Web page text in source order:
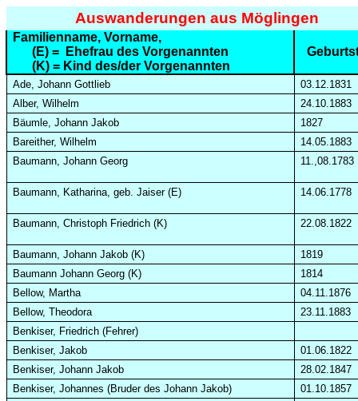
Auswanderungen aus Möglingen
Familienname, Vorname,
(E) =
Ehefrau des Vorgenannten
(K) = Kind des/der Vorgenannten
Ade, Johann Gottlieb
03.12.1831
Alber, Wilhelm
24.10.1883
Bäumle, Johann Jakob
1827
Bareither, Wilhelm
14.05.1883
Baumann, Johann Georg
11.,08.1783
Baumann, Katharina, geb. Jaiser (E) 14.06.1778
Baumann, Christoph Friedrich (K) 22.08.1822
Baumann, Johann Jakob (K)
1819
Baumann Johann Georg (K)
1814
Bellow, Martha
04.11.1876
Bellow, Theodora
23.11.1883
Benkiser, Friedrich (Fehrer)
Benkiser, Jakob
01.06.1822
Benkiser, Johann Jakob
28.02.1847
Benkiser, Johannes (Bruder des Johann Jakob)
01.10.1857